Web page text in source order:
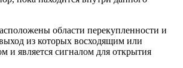
области перекупленности и
из которых восходящим или
и является сигналом для открытия